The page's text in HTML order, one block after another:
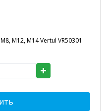
M12, M14 Vertul VR50301